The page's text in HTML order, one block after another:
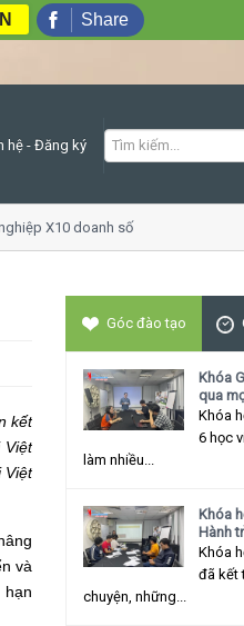
hệ - Đăng ký
X10 doanh số
kết
Việt
Việt
và
hạn
Góc đào tạo
Khóa
qua
Khóa
6 học
làm nhiều...
Khóa
Hành
Khóa
đã kết
chuyện, những...
Share